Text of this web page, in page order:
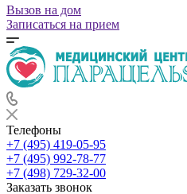
Вызов на дом
Записаться на прием
Телефоны
+7 (495) 419-05-95
+7 (495) 992-78-77
+7 (498) 729-32-00
Заказать звонок